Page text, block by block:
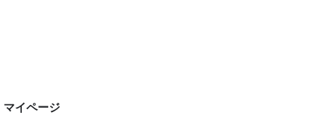
マイページ